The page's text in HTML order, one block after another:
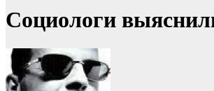
Социологи